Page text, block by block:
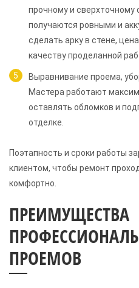
прочному и
получаются ровными и
сделать арку в стене,
качеству проделанной
Выравнивание проема,
Мастера работают
оставлять обломков и
отделке.
Поэтапность и сроки работы
клиентом, чтобы ремонт
комфортно.
ПРЕИМУЩЕСТВА
ПРОЕМОВ